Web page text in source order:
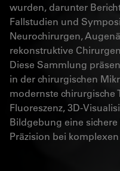
wurden, darunter
Fallstudien und
Neurochirurgen,
rekonstruktive
Diese Sammlung
in der chirurgischen
modernste chirurgische
Fluoreszenz, 3D-
Bildgebung eine
Präzision bei